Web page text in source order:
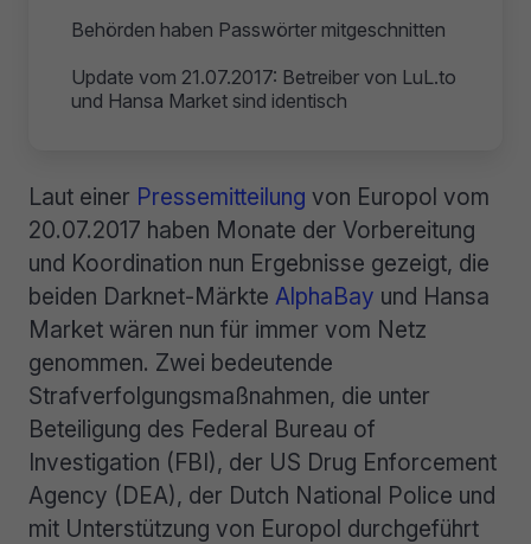
Behörden haben Passwörter mitgeschnitten
Update vom 21.07.2017: Betreiber von LuL.to
und Hansa Market sind identisch
Laut einer Pressemitteilung von Europol vom
20.07.2017 haben Monate der Vorbereitung
und Koordination nun Ergebnisse gezeigt, die
beiden Darknet-Märkte AlphaBay und Hansa
Market wären nun für immer vom Netz
genommen. Zwei bedeutende
Strafverfolgungsmaßnahmen, die unter
Beteiligung des Federal Bureau of
Investigation (FBI), der US Drug Enforcement
Agency (DEA), der Dutch National Police und
mit Unterstützung von Europol durchgeführt